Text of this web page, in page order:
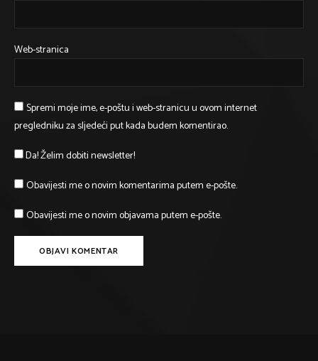
Web-stranica
Spremi moje ime, e-poštu i web-stranicu u ovom internet
pregledniku za sljedeći put kada budem komentirao.
Da! Želim dobiti newsletter!
Obavijesti me o novim komentarima putem e-pošte.
Obavijesti me o novim objavama putem e-pošte.